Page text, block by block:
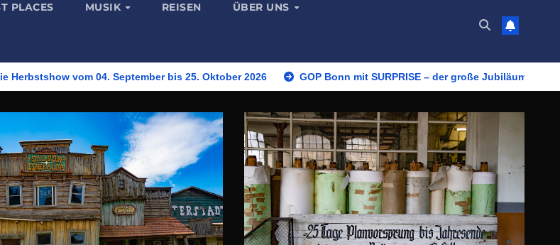
PLACES MUSIK REISEN ÜBER UNS
Herbstshow vom 04. September bis 25. Oktober 2026 GOP Bonn mit SURPRISE – der große